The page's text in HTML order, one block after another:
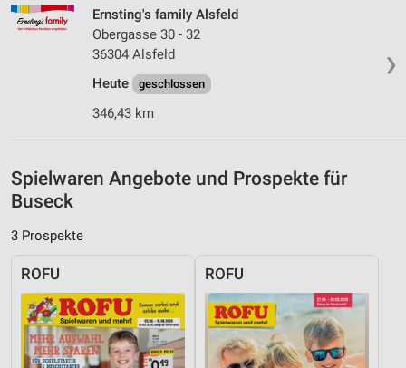
❯
Ernsting's family Alsfeld
Obergasse 30 - 32
36304 Alsfeld
Heute
geschlossen
346,43 km
Spielwaren Angebote und Prospekte für
Buseck
3 Prospekte
ROFU ROFU
Kombinationen von Daten aus verschiedenen
Quellen
Verwendung genauer Standortdaten
Informationen identifizieren
Performance
Funktional